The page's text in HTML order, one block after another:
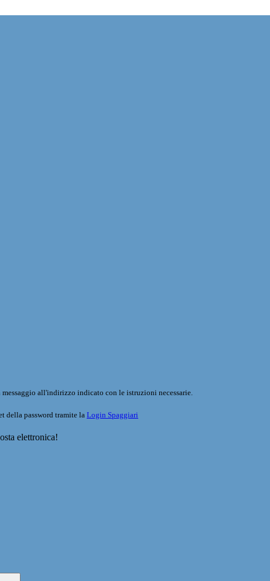
all'indirizzo indicato con le istruzioni necessarie.
della password tramite la Login Spaggiari
elettronica!